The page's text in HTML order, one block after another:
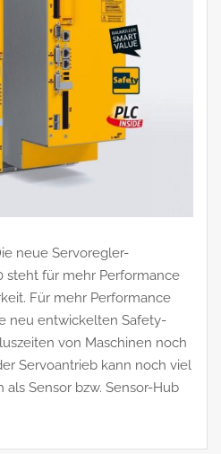
neue Servoregler-
steht für mehr Performance
Für mehr Performance
neu entwickelten Safety-
von Maschinen noch
Servoantrieb kann noch viel
als Sensor bzw. Sensor-Hub